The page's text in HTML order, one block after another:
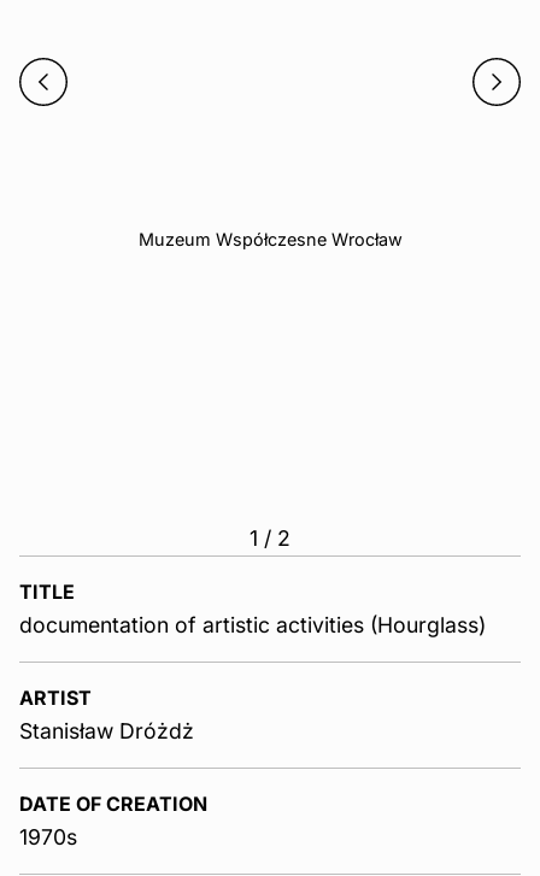
Muzeum Współczesne Wrocław
1 / 2
TITLE
documentation of artistic activities (Hourglass)
ARTIST
Stanisław Dróżdż
DATE OF CREATION
1970s